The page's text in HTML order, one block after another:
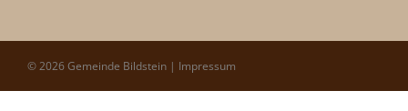
© 2026 Gemeinde Bildstein | Impressum